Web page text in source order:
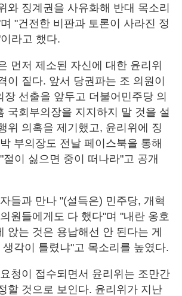
와 징계권을 사유화해 반대 목소리
"건전한 비판과 토론이 사라진 정
라고 했다.
먼저 제소된 자신에 대한 윤리위
이 짙다. 앞서 당권파는 조 의원이
장 선출을 앞두고 더불어민주당 의
국회부의장을 지지하지 말 것을 설
위 의혹을 제기했고, 윤리위에 징
부의장도 전날 페이스북을 통해
절이 싫으면 중이 떠나라"고 공개
들과 만나 "(설득은) 민주당, 개혁
원들에게도 다 했다"며 "내란 옹호
앉는 것은 용납해선 안 된다는 게
각이 틀렸냐"고 목소리를 높였다.
청이 접수되면서 윤리위는 조만간
할 것으로 보인다. 윤리위가 지난